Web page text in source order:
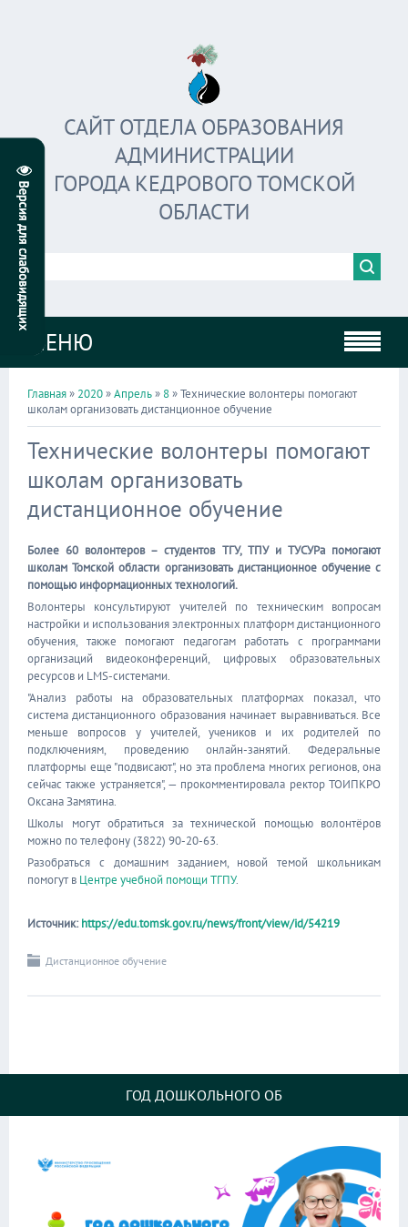
САЙТ ОТДЕЛА ОБРАЗОВАНИЯ
АДМИНИСТРАЦИИ
ГОРОДА КЕДРОВОГО ТОМСКОЙ
ОБЛАСТИ
МЕНЮ
Главная» 2020»Апрель» 8» Технические волонтеры помогают
школам организовать дистанционное обучение
Технические волонтеры помогают
школам организовать
дистанционное обучение
Более 60 волонтеров – студентов ТГУ, ТПУ и ТУСУРа помогают
школам Томской области организовать дистанционное обучение с
помощью информационных технологий.
Волонтеры консультируют учителей по техническим вопросам
настройки и использования электронных платформ дистанционного
обучения, также помогают педагогам работать с программами
организаций видеоконференций, цифровых образовательных
ресурсов и LMS-системами.
"Анализ работы на образовательных платформах показал, что
система дистанционного образования начинает выравниваться. Все
меньше вопросов у учителей, учеников и их родителей по
подключениям, проведению онлайн-занятий. Федеральные
платформы еще "подвисают", но эта проблема многих регионов, она
сейчас также устраняется", — прокомментировала ректор ТОИПКРО
Оксана Замятина.
Школы могут обратиться за технической помощью волонтёров
можно по телефону (3822) 90-20-63.
Разобраться с домашним заданием, новой темой школьникам
помогут в Центре учебной помощи ТГПУ.
Источник: https://edu.tomsk.gov.ru/news/front/view/id/54219
Дистанционное обучение
ГОД ДОШКОЛЬНОГО ОБ